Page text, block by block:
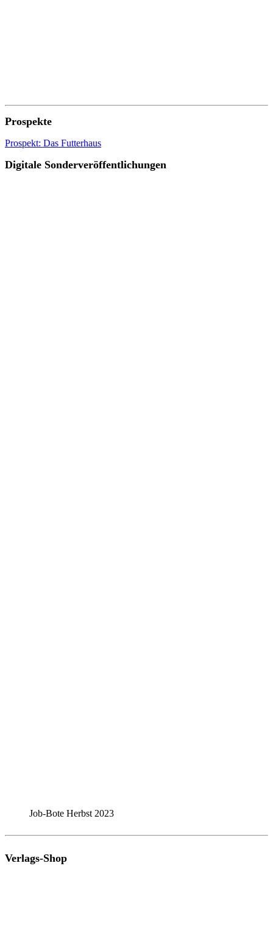
Prospekte
Prospekt: Das Futterhaus
Digitale Sonderveröffentlichungen
Job-Bote Herbst 2023
Verlags-Shop